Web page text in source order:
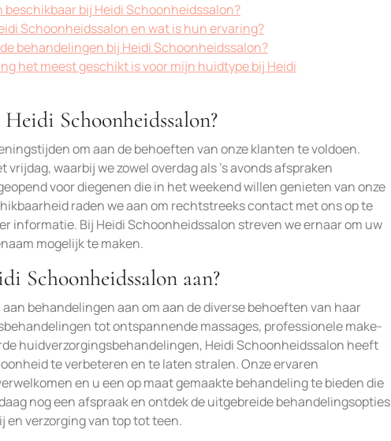
bij Heidi Schoonheidssalon?
Schoonheidssalon en wat is hun ervaring?
behandelingen bij Heidi Schoonheidssalon?
het meest geschikt is voor mijn huidtype bij Heidi
Schoonheidssalon?
om aan de behoeften van onze klanten te voldoen.
waarbij we zowel overdag als ’s avonds afspraken
voor diegenen die in het weekend willen genieten van onze
raden we aan om rechtstreeks contact met ons op te
informatie. Bij Heidi Schoonheidssalon streven we ernaar om uw
mogelijk te maken.
Schoonheidssalon aan?
behandelingen aan om aan de diverse behoeften van haar
tot ontspannende massages, professionele make-
huidverzorgingsbehandelingen, Heidi Schoonheidssalon heeft
te verbeteren en te laten stralen. Onze ervaren
en u een op maat gemaakte behandeling te bieden die
nog een afspraak en ontdek de uitgebreide behandelingsopties
en verzorging van top tot teen.